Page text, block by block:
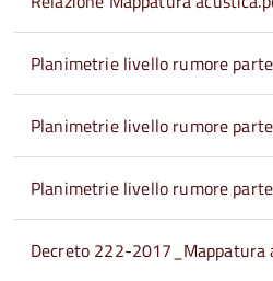
Planimetrie livello rumore
Planimetrie livello rumore
Planimetrie livello rumore
Decreto 222-2017_Mappatura